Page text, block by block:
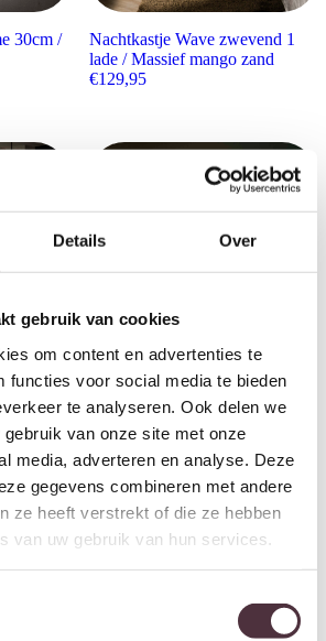
Details Over
gebruik van cookies
om content en advertenties te
functies voor social media te bieden
te analyseren. Ook delen we
van onze site met onze
media, adverteren en analyse. Deze
gegevens combineren met andere
ze heeft verstrekt of die ze hebben
van uw gebruik van hun services.
30cm /
Nachtkastje Wave zwevend 1
lade / Massief mango zand
€129,95
5-lichts
Tafellamp Full Moon 1-lichts /
Oud zilver
€ 39,95